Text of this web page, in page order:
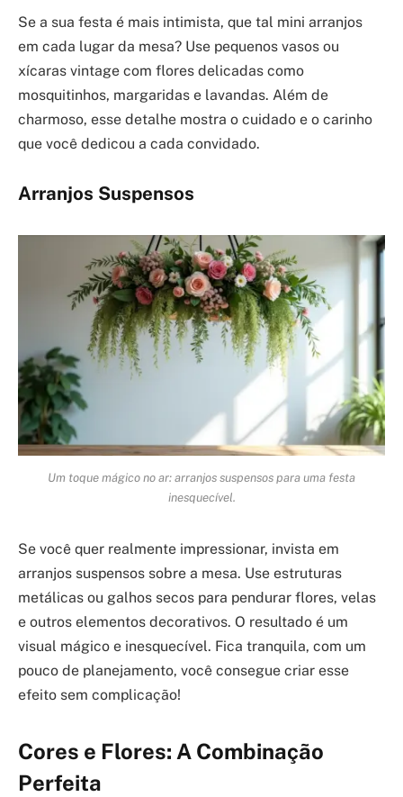
Se a sua festa é mais intimista, que tal mini arranjos
em cada lugar da mesa? Use pequenos vasos ou
xícaras vintage com flores delicadas como
mosquitinhos, margaridas e lavandas. Além de
charmoso, esse detalhe mostra o cuidado e o carinho
que você dedicou a cada convidado.
Arranjos Suspensos
Um toque mágico no ar: arranjos suspensos para uma festa
inesquecível.
Se você quer realmente impressionar, invista em
arranjos suspensos sobre a mesa. Use estruturas
metálicas ou galhos secos para pendurar flores, velas
e outros elementos decorativos. O resultado é um
visual mágico e inesquecível. Fica tranquila, com um
pouco de planejamento, você consegue criar esse
efeito sem complicação!
Cores e Flores: A Combinação
Perfeita